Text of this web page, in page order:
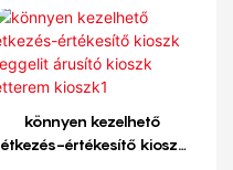
könnyen kezelhető
étkezés-értékesítő kioszk